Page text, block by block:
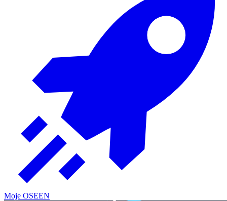
Moje OSEEN